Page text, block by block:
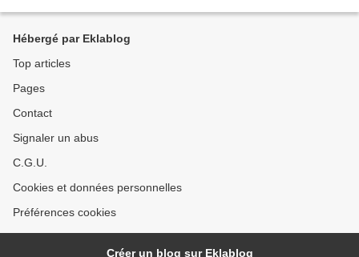
Hébergé par Eklablog
Top articles
Pages
Contact
Signaler un abus
C.G.U.
Cookies et données personnelles
Préférences cookies
Créer un blog sur Eklablog